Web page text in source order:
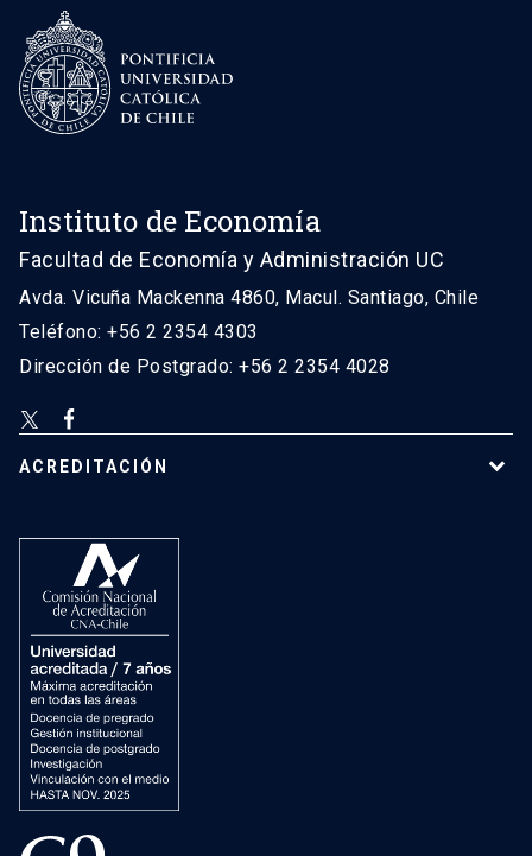
Instituto de Economía
Facultad de Economía y Administración UC
Avda. Vicuña Mackenna 4860, Macul. Santiago, Chile
Teléfono: +56 2 2354 4303
Dirección de Postgrado: +56 2 2354 4028
ACREDITACIÓN